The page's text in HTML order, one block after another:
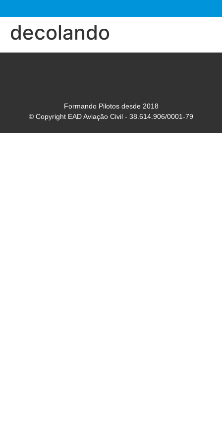
decolando
Formando Pilotos desde 2018
© Copyright EAD Aviação Civil - 38.614.906/0001-79